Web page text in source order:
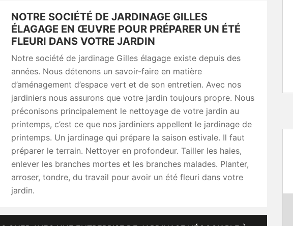
NOTRE SOCIÉTÉ DE JARDINAGE GILLES
ÉLAGAGE EN ŒUVRE POUR PRÉPARER UN ÉTÉ
FLEURI DANS VOTRE JARDIN
Notre société de jardinage Gilles élagage existe depuis des
années. Nous détenons un savoir-faire en matière
d’aménagement d’espace vert et de son entretien. Avec nos
jardiniers nous assurons que votre jardin toujours propre. Nous
préconisons principalement le nettoyage de votre jardin au
printemps, c’est ce que nos jardiniers appellent le jardinage de
printemps. Un jardinage qui prépare la saison estivale. Il faut
préparer le terrain. Nettoyer en profondeur. Tailler les haies,
enlever les branches mortes et les branches malades. Planter,
arroser, tondre, du travail pour avoir un été fleuri dans votre
jardin.